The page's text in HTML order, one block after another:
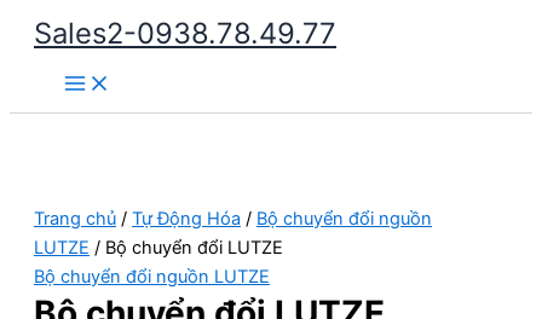
Nhảy
dung
Sales2-0938.78.49.77
Main
Menu
Trang chủ / Tự Động Hóa / Bộ chuyển đổi nguồn
LUTZE / Bộ chuyển đổi LUTZE
Bộ chuyển đổi nguồn LUTZE